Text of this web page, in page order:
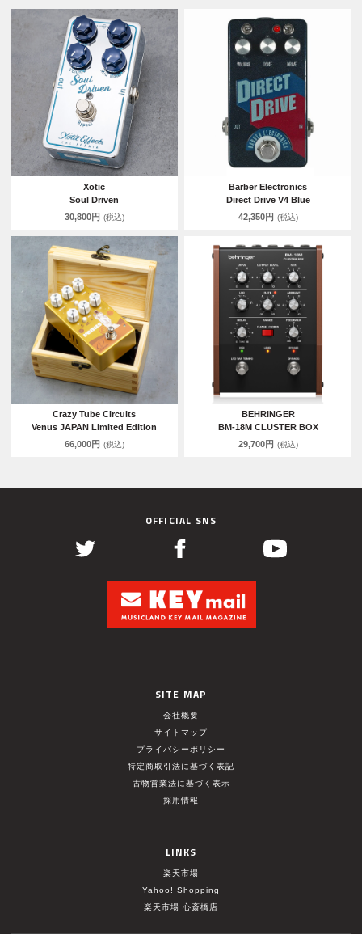
Xotic
Soul Driven
30,800円 (税込)
Barber Electronics
Direct Drive V4 Blue
42,350円 (税込)
Crazy Tube Circuits
Venus JAPAN Limited Edition
66,000円 (税込)
BEHRINGER
BM-18M CLUSTER BOX
29,700円 (税込)
OFFICIAL SNS
SITE MAP
会社概要
サイトマップ
プライバシーポリシー
特定商取引法に基づく表記
古物営業法に基づく表示
採用情報
LINKS
楽天市場
Yahoo! Shopping
楽天市場 心斎橋店